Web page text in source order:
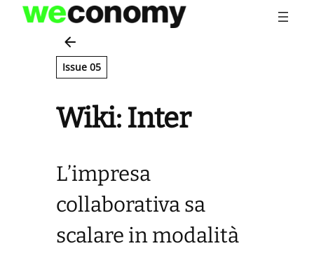
Vai
contenuto
Issue 05
Wiki: Inter
L’impresa
collaborativa sa
scalare in modalità